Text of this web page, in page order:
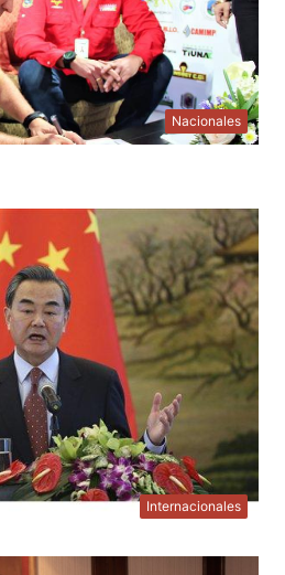
Nacionales
Internacionales